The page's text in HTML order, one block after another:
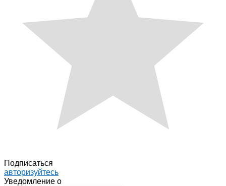
Подписаться
авторизуйтесь
Уведомление о